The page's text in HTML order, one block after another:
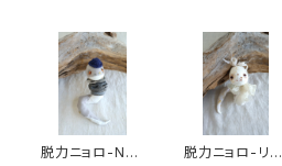
脱力ニョロ-Nav
脱力ニョロ-リボ